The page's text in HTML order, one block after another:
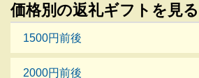
価格別の返礼ギフトを見る
1500円前後
2000円前後